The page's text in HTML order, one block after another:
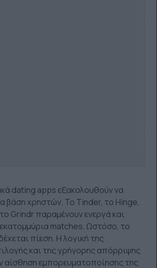
dating apps εξακολουθούν να
βάση χρηστών. Το Tinder, το Hinge,
Grindr παραμένουν ενεργά και
matches. Ωστόσο, το
πίεση. Η λογική της
και της γρήγορης απόρριψης
αίσθηση εμπορευματοποίησης της